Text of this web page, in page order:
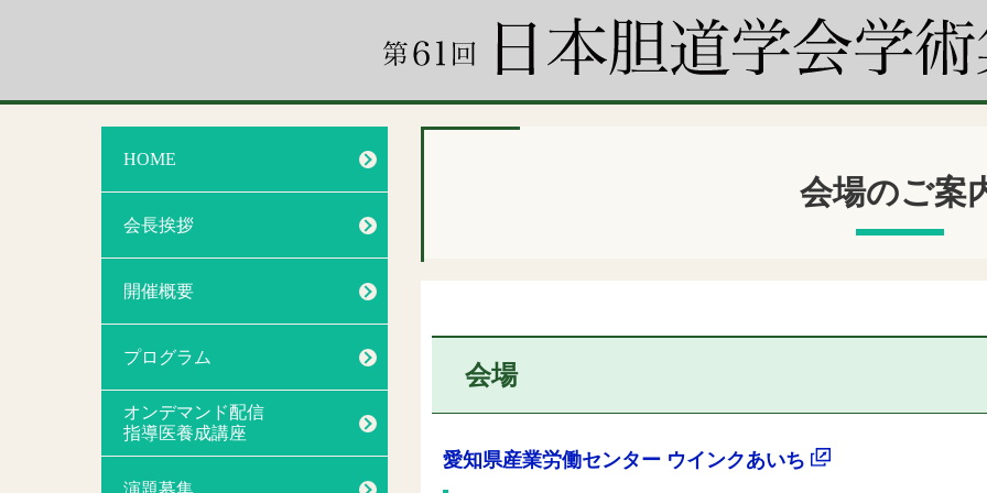
HOME
会長挨拶
開催概要
プログラム
オンデマンド配信
指導医養成講座
演題募集
会場のご案
会場
愛知県産業労働センター ウインクあいち